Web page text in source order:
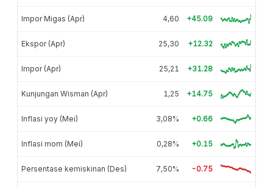
Impor Migas (Apr) 4,60 +45.09
Ekspor (Apr) 25,30 +12.32
Impor (Apr) 25,21 +31.28
Kunjungan Wisman (Apr) 1,25 +14.75
Inflasi yoy (Mei) 3,08% +0.66
Inflasi mom (Mei) 0,28% +0.15
Persentase kemiskinan (Des) 7,50% -0.75